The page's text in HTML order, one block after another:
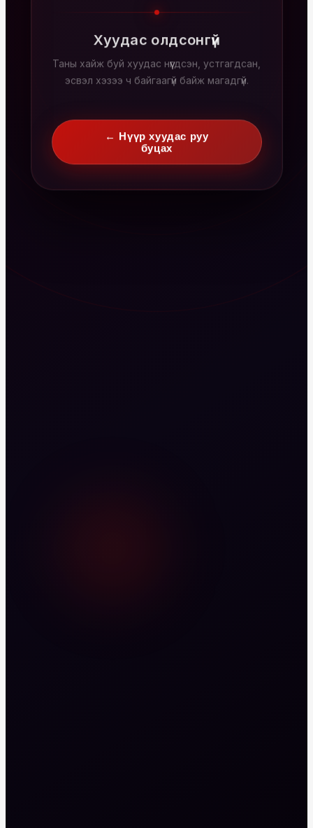
Хуудас олдсонгүй
Таны хайж буй хуудас нүүгдсэн, устгагдсан,
эсвэл хэзээ ч байгаагүй байж магадгүй.
← Нүүр хуудас руу
буцах